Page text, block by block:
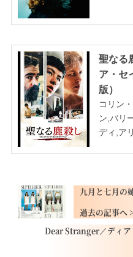
聖なる
ア・セ
版）
コリン
ン,バリ
ディ,ア
九月と七月の
Dear Stranger／ディア